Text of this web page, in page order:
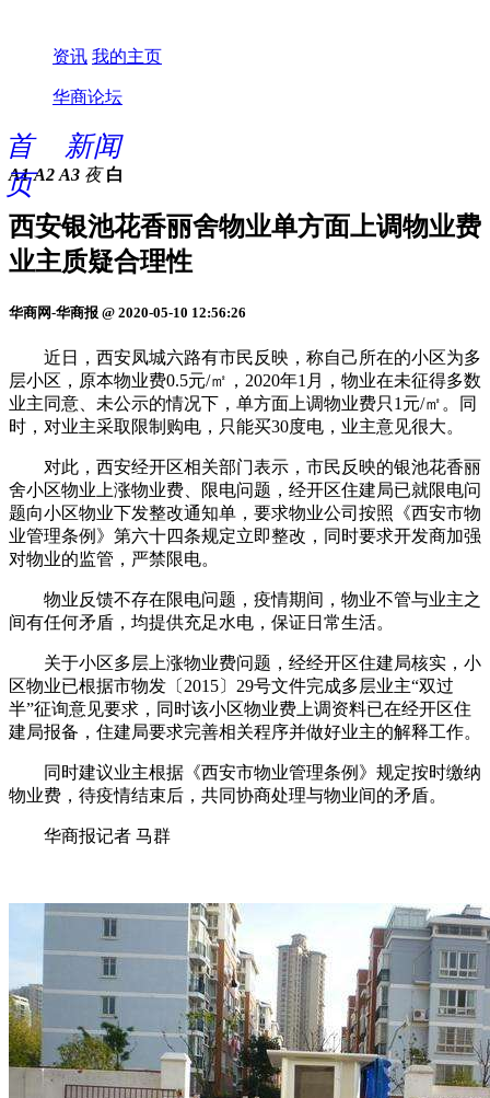
资讯 我的主页
华商论坛
首
页
新闻
A1 A2 A3 夜 白
西安银池花香丽舍物业单方面上调物业费
业主质疑合理性
华商网-华商报 @ 2020-05-10 12:56:26
近日，西安凤城六路有市民反映，称自己所在的小区为多
层小区，原本物业费0.5元/㎡，2020年1月，物业在未征得多数
业主同意、未公示的情况下，单方面上调物业费只1元/㎡。同
时，对业主采取限制购电，只能买30度电，业主意见很大。
对此，西安经开区相关部门表示，市民反映的银池花香丽
舍小区物业上涨物业费、限电问题，经开区住建局已就限电问
题向小区物业下发整改通知单，要求物业公司按照《西安市物
业管理条例》第六十四条规定立即整改，同时要求开发商加强
对物业的监管，严禁限电。
物业反馈不存在限电问题，疫情期间，物业不管与业主之
间有任何矛盾，均提供充足水电，保证日常生活。
关于小区多层上涨物业费问题，经经开区住建局核实，小
区物业已根据市物发〔2015〕29号文件完成多层业主“双过
半”征询意见要求，同时该小区物业费上调资料已在经开区住
建局报备，住建局要求完善相关程序并做好业主的解释工作。
同时建议业主根据《西安市物业管理条例》规定按时缴纳
物业费，待疫情结束后，共同协商处理与物业间的矛盾。
华商报记者 马群